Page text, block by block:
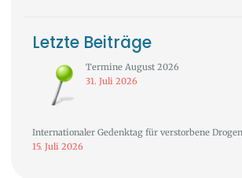
Letzte Beiträge
Termine August 2026
31. Juli 2026
Internationaler Gedenktag für verstorbene
15. Juli 2026